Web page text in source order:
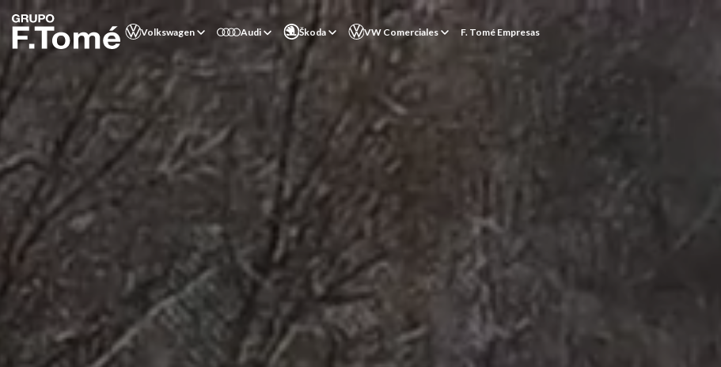
Volkswagen Audi Škoda VW Comerciales F. Tomé Empresas